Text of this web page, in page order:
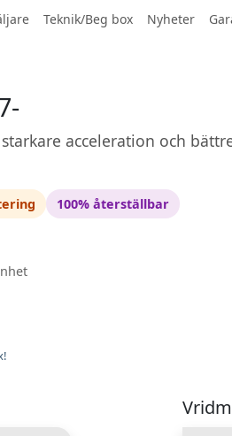
Teknik/Beg box Nyheter
acceleration och
100% återställbar